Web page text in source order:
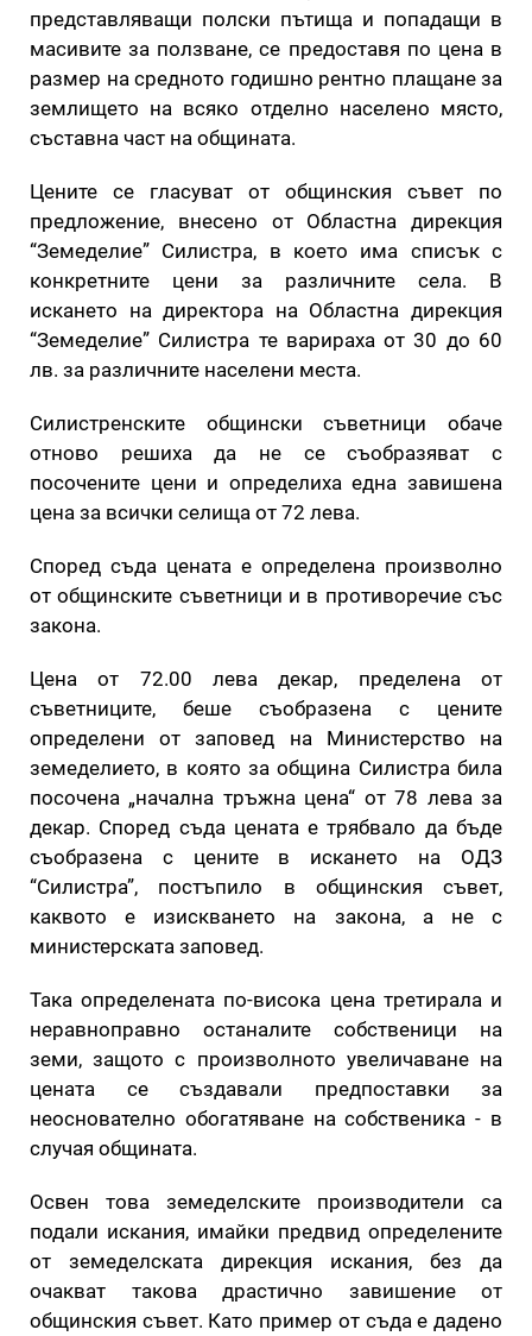
представляващи полски пътища и попадащи в
масивите за ползване, се предоставя по цена в
размер на средното годишно рентно плащане за
землището на всяко отделно населено място,
съставна част на общината.
Цените се гласуват от общинския съвет по
предложение, внесено от Областна дирекция
“Земеделие” Силистра, в което има списък с
конкретните цени за различните села. В
искането на директора на Областна дирекция
“Земеделие” Силистра те варираха от 30 до 60
лв. за различните населени места.
Силистренските общински съветници обаче
отново решиха да не се съобразяват с
посочените цени и определиха една завишена
цена за всички селища от 72 лева.
Според съда цената е определена произволно
от общинските съветници и в противоречие със
закона.
Цена от 72.00 лева декар, пределена от
съветниците, беше съобразена с цените
определени от заповед на Министерство на
земеделието, в която за община Силистра била
посочена „начална тръжна цена“ от 78 лева за
декар. Според съда цената е трябвало да бъде
съобразена с цените в искането на ОДЗ
“Силистра”, постъпило в общинския съвет,
каквото е изискването на закона, а не с
министерската заповед.
Така определената по-висока цена третирала и
неравноправно останалите собственици на
земи, защото с произволното увеличаване на
цената се създавали предпоставки за
неоснователно обогатяване на собственика - в
случая общината.
Освен това земеделските производители са
подали искания, имайки предвид определените
от земеделската дирекция искания, без да
очакват такова драстично завишение от
общинския съвет. Като пример от съда е дадено